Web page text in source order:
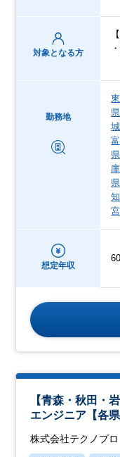
対象となる方
勤務地
県
県
県
想定年収
【青森・秋田・
エンジニア【各
株式会社テクノプ